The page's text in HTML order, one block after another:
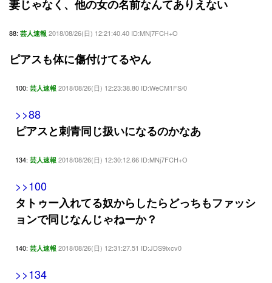
妻じゃなく、他の女の名前なんてありえない
88: 芸人速報 2018/08/26(日) 12:21:40.40 ID:MNj7FCH+O
ピアスも体に傷付けてるやん
100: 芸人速報 2018/08/26(日) 12:23:38.80 ID:WeCM1FS/0
>>88
ピアスと刺青同じ扱いになるのかなあ
134: 芸人速報 2018/08/26(日) 12:30:12.66 ID:MNj7FCH+O
>>100
タトゥー入れてる奴からしたらどっちもファッシ
ョンで同じなんじゃねーか？
140: 芸人速報 2018/08/26(日) 12:31:27.51 ID:JDS9ixcv0
>>134